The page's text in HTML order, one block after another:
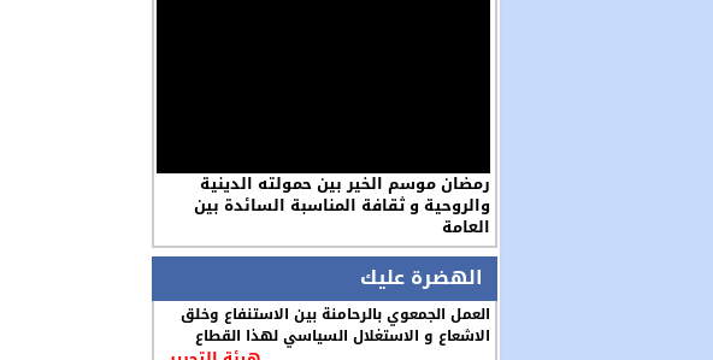
رمضان موسم الخير بين حمولته الدينية
والروحية و ثقافة المناسبة السائدة بين
العامة
الهضرة عليك
العمل الجمعوي بالرحامنة بين الاستنفاع وخلق
الاشعاع و الاستغلال السياسي لهذا القطاع